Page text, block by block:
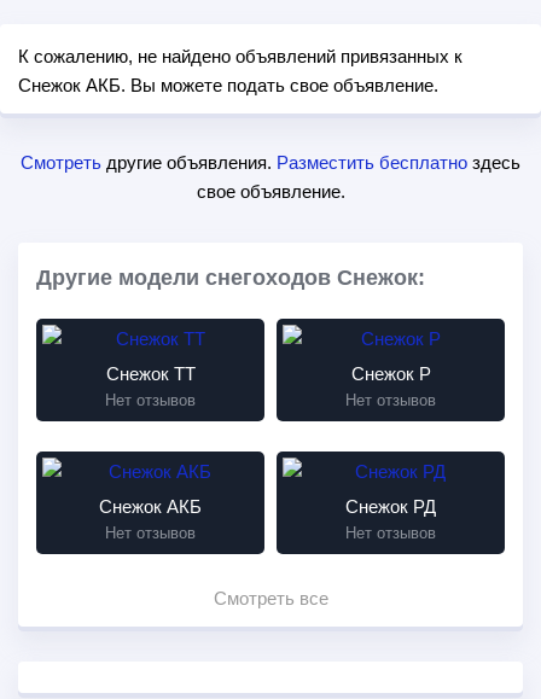
К сожалению, не найдено объявлений привязанных к
Снежок АКБ. Вы можете подать свое объявление.
Смотреть другие объявления. Разместить бесплатно здесь
свое объявление.
Другие модели снегоходов Снежок:
Снежок ТТ
Нет отзывов
Снежок Р
Нет отзывов
Снежок АКБ
Нет отзывов
Снежок РД
Нет отзывов
Смотреть все